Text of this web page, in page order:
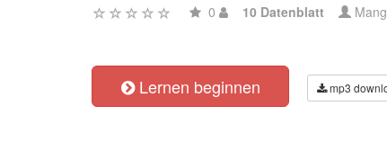
0 10 Datenblatt
Lernen beginnen mp3